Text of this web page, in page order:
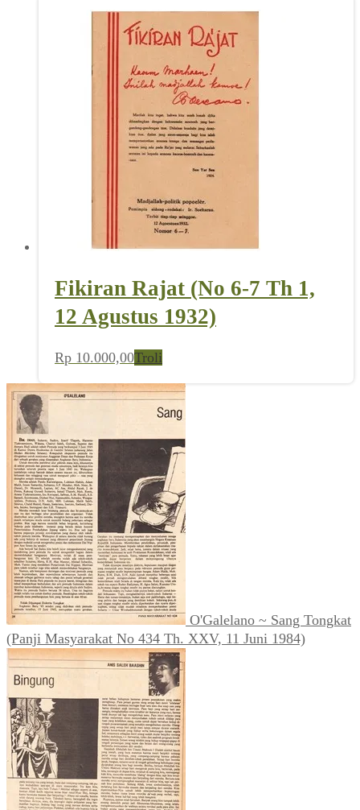
Fikiran Rajat (No 6-7 Th 1,
12 Agustus 1932)
Rp 10.000,00Troli
O'Galelano ~ Sang Tongkat
(Panji Masyarakat No 434 Th. XXV, 11 Juni 1984)